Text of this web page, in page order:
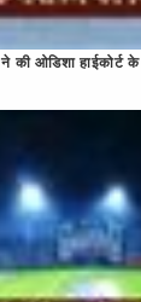
ने की ओडिशा हाईकोर्ट के